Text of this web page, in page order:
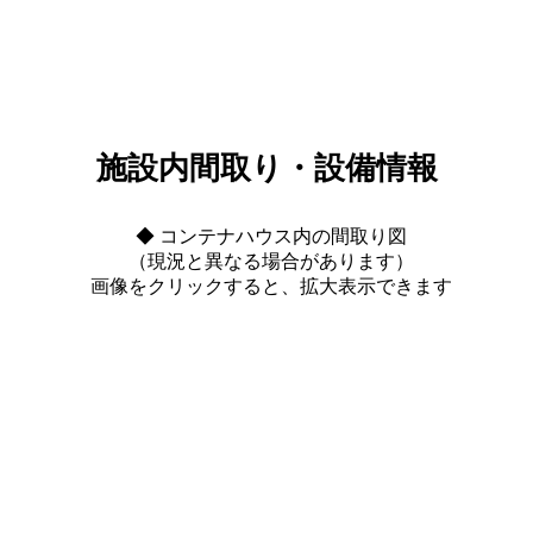
施設内間取り・設備情報
◆ コンテナハウス内の間取り図
（現況と異なる場合があります）
画像をクリックすると、拡大表示できます